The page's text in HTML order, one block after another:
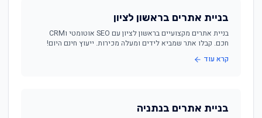
בניית אתרים בראשון לציון
בניית אתרים מקצועיים בראשון לציון עם SEO אוטומטי וCRM
חכם. קבלו אתר שמביא לידים ומעלה מכירות. ייעוץ חינם היום!
קרא עוד
בניית אתרים בנתניה